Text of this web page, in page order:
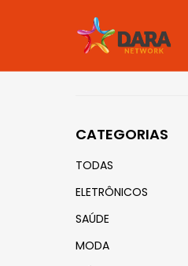
CATEGORIAS
TODAS
ELETRÔNICOS
SAÚDE
MODA